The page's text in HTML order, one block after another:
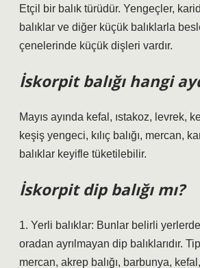
Etçil bir balık türüdür. Yengeçler,
balıklar ve diğer küçük balıklarla
çenelerinde küçük dişleri vardır.
İskorpit balığı hangi
Mayıs ayında kefal, ıstakoz, levrek,
keşiş yengeci, kılıç balığı, mercan,
balıklar keyifle tüketilebilir.
İskorpit dip balığı mı?
1. Yerli balıklar: Bunlar belirli
oradan ayrılmayan dip balıklarıdır.
mercan, akrep balığı, barbunya,